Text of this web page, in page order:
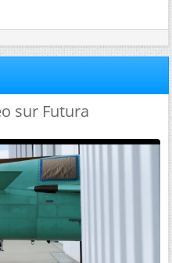
sur Futura